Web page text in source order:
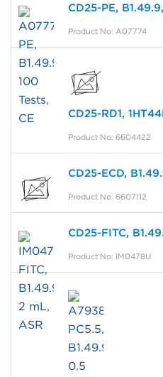
CD25-PE,
Product No: A07774
CD25-RD1,
Product No: 6604422
CD25-ECD,
Product No: 6607112
CD25-FITC,
Product No: IM0478U